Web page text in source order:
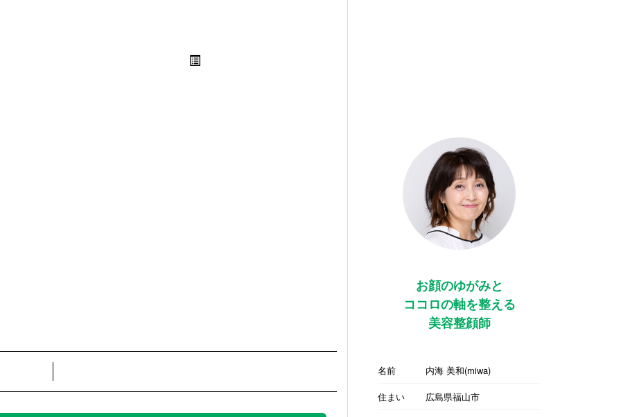
お顔のゆがみと
ココロの軸を整える
美容整顔師
名前
内海 美和(miwa)
住まい
広島県福山市